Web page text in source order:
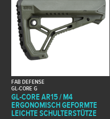
FAB DEFENSE
GL-CORE G
GL-CORE AR15 / M4
ERGONOMISCH GEFORMTE
LEICHTE SCHULTERSTÜTZE